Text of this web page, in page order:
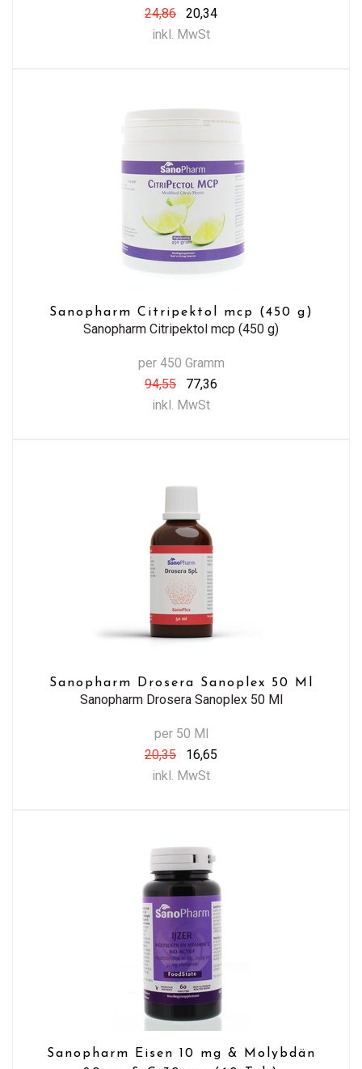
24,86
20,34
inkl. MwSt
Sanopharm Citripektol mcp (450 g)
Sanopharm Citripektol mcp (450 g)
per 450 Gramm
94,55
77,36
inkl. MwSt
Sanopharm Drosera Sanoplex 50 Ml
Sanopharm Drosera Sanoplex 50 Ml
per 50 Ml
20,35
16,65
inkl. MwSt
Sanopharm Eisen 10 mg & Molybdän